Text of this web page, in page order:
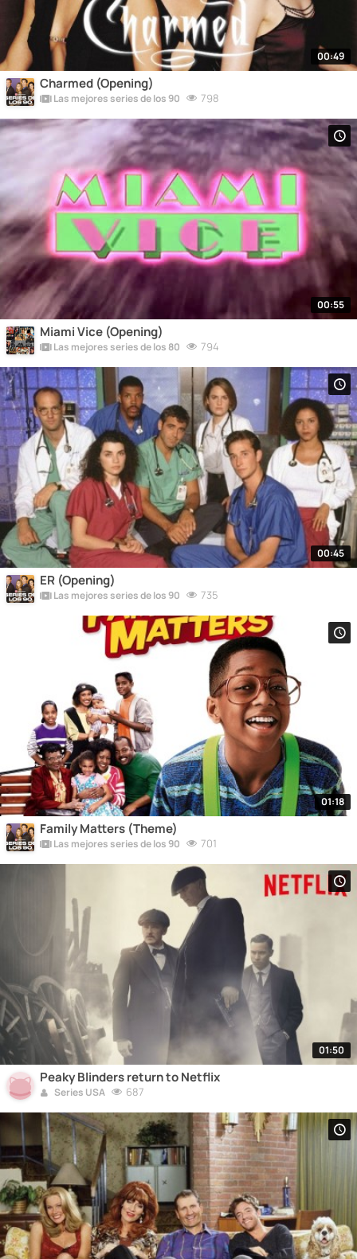
00:49
Charmed (Opening)
Las mejores series de los 90 798
00:55
Miami Vice (Opening)
Las mejores series de los 80 794
00:45
ER (Opening)
Las mejores series de los 90 735
01:18
Family Matters (Theme)
Las mejores series de los 90 701
01:50
Peaky Blinders return to Netflix
Series USA 687